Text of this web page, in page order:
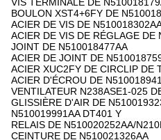
BOULON XST4+6FY DE
ACIER DE VIS DE
ACIER DE VIS DE RÉGLAGE
JOINT DE N510018477AA
ACIER DE JOINT DE
ACIER XUC2FY DE CIRCLIP DE
ACIER D'ÉCROU DE
VENTILATEUR N238ASE1-025
GLISSIÈRE D'AIR DE
N510019991AA DT401 Y
RELAIS DE N510020252AA/
CEINTURE DE N510021326AA